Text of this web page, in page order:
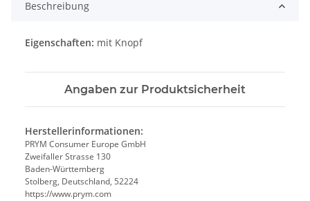
Beschreibung
Eigenschaften: mit Knopf
Angaben zur Produktsicherheit
Herstellerinformationen:
PRYM Consumer Europe GmbH
Zweifaller Strasse 130
Baden-Württemberg
Stolberg, Deutschland, 52224
https://www.prym.com